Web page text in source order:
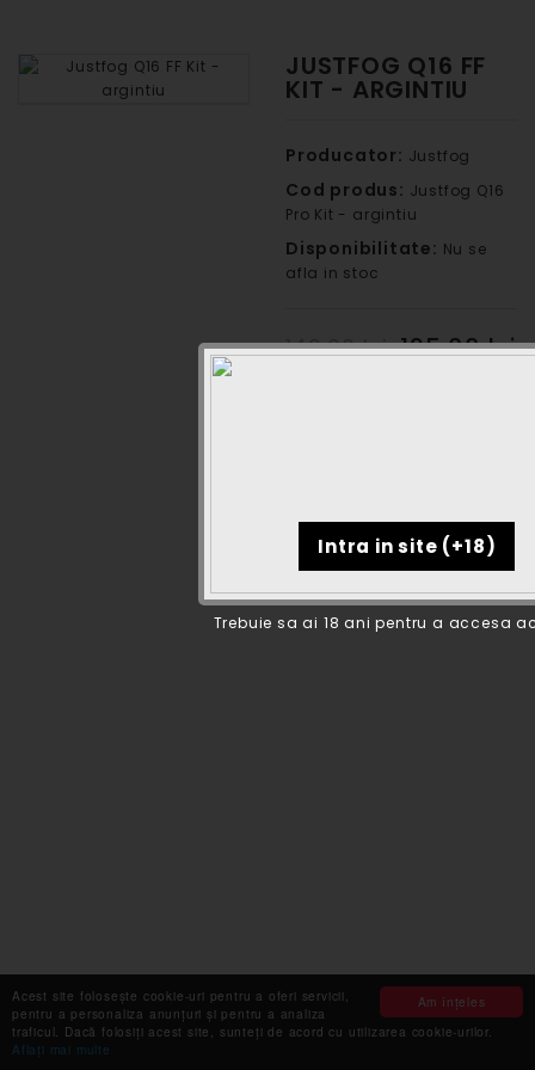
Am înţeles
Acest site folosește cookie-uri pentru a oferi servicii,
pentru a personaliza anunțuri și pentru a analiza
traficul. Dacă folosiți acest site, sunteți de acord cu utilizarea cookie-urilor.
Aflaţi mai multe
Trebuie sa ai 18 ani pentru a accesa
JUSTFOG Q16 FF
KIT - ARGINTIU
Producator: Justfog
Cod produs: Justfog Q16
Pro Kit - argintiu
Disponibilitate: Nu se
afla in stoc
149,00 lei 125,00 lei